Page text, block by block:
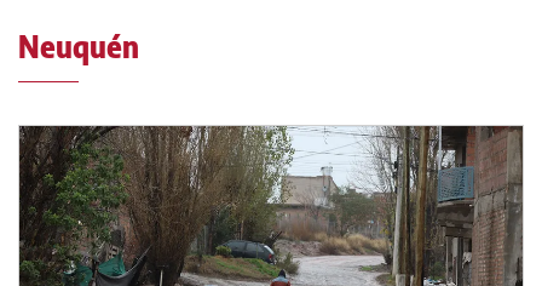
Neuquén